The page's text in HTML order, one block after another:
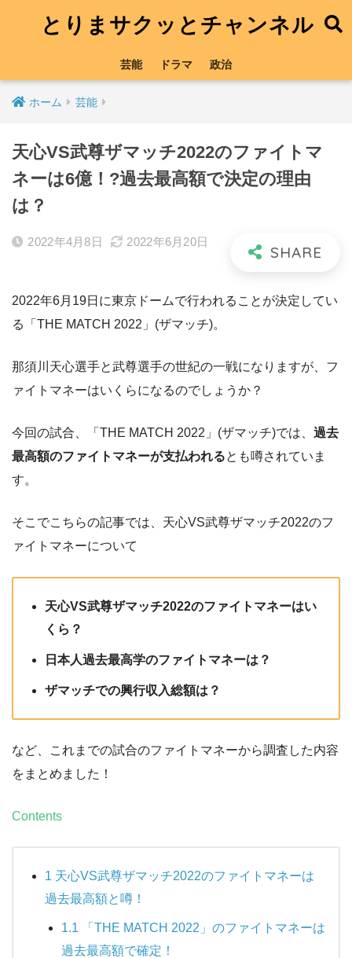
とりまサクッとチャンネル
芸能 ドラマ 政治
ホーム 芸能
天心VS武尊ザマッチ2022のファイトマ
ネーは6億！?過去最高額で決定の理由
は？
2022年4月8日 2022年6月20日
2022年6月19日に東京ドームで行われることが決定してい
る「THE MATCH 2022」(ザマッチ)。
那須川天心選手と武尊選手の世紀の一戦になりますが、フ
ァイトマネーはいくらになるのでしょうか？
今回の試合、「THE MATCH 2022」(ザマッチ)では、 過去
最高額のファイトマネーが支払われるとも噂されていま
す。
そこでこちらの記事では、天心VS武尊ザマッチ2022のフ
ァイトマネーについて
天心VS武尊ザマッチ2022のファイトマネーはい
くら？
日本人過去最高学のファイトマネーは？
ザマッチでの興行収入総額は？
など、これまでの試合のファイトマネーから調査した内容
をまとめました！
Contents
1 天心VS武尊ザマッチ2022のファイトマネーは
過去最高額と噂！
1.1 「THE MATCH 2022」のファイトマネーは
過去最高額で確定！